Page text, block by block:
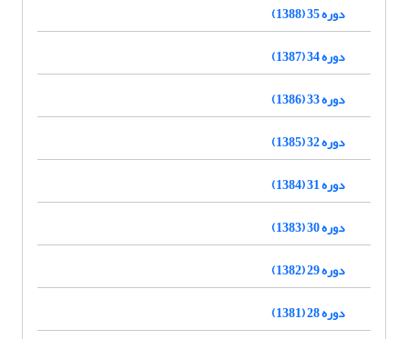
دوره 35 (1388)
دوره 34 (1387)
دوره 33 (1386)
دوره 32 (1385)
دوره 31 (1384)
دوره 30 (1383)
دوره 29 (1382)
دوره 28 (1381)